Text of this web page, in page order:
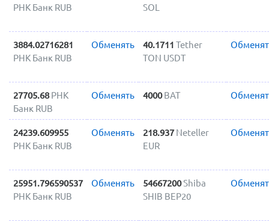
РНК Банк RUB
SOL
3884.02716281
РНК Банк RUB
Обменять 40.1711 Tether
TON USDT
27705.68 РНК
Банк RUB
Обменять 4000 BAT
24239.609955
РНК Банк RUB
Обменять 218.937 Neteller
EUR
25951.796590537
РНК Банк RUB
Обменять 54667200Shiba
SHIB BEP20